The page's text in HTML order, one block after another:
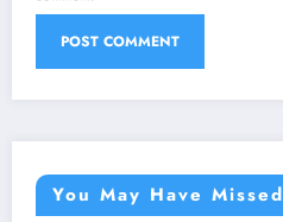
You May Have Missed